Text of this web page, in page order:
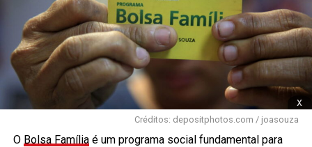
x
Créditos: depositphotos.com / joasouza
O Bolsa Famíliaé um programa social fundamental para